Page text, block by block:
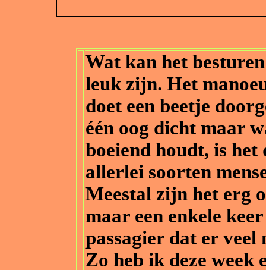
Wat kan het
leuk zijn. Het
doet een beetje
één oog dicht maar
boeiend houdt, is
allerlei soorten
Meestal zijn het erg
maar een enkele
passagier dat er
Zo heb ik deze week